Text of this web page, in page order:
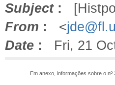
Subject:
From : <
Date : Fri, 21
Em anexo, informações sobre o nº 2